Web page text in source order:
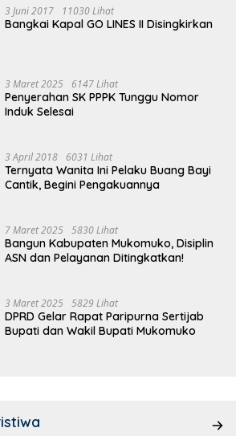
3 Juni 2017 11030 Lihat
Bangkai Kapal GO LINES II Disingkirkan
3 Maret 2025 6147 Lihat
Penyerahan SK PPPK Tunggu Nomor
Induk Selesai
3 April 2018 6031 Lihat
Ternyata Wanita Ini Pelaku Buang Bayi
Cantik, Begini Pengakuannya
7 Maret 2025 5830 Lihat
Bangun Kabupaten Mukomuko, Disiplin
ASN dan Pelayanan Ditingkatkan!
3 Maret 2025 5829 Lihat
DPRD Gelar Rapat Paripurna Sertijab
Bupati dan Wakil Bupati Mukomuko